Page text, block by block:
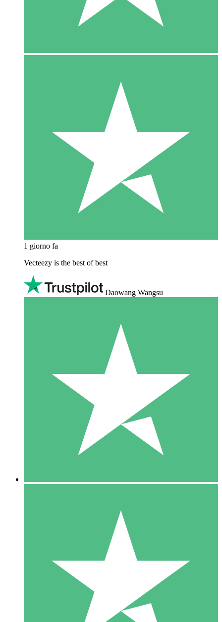
1 giorno fa
Vecteezy is the best of best
Daowang Wangsu